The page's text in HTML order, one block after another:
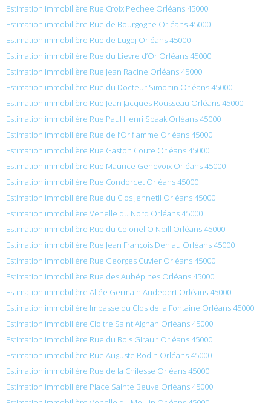
Estimation immobilière Rue Croix Pechee Orléans 45000
Estimation immobilière Rue de Bourgogne Orléans 45000
Estimation immobilière Rue de Lugoj Orléans 45000
Estimation immobilière Rue du Lievre d’Or Orléans 45000
Estimation immobilière Rue Jean Racine Orléans 45000
Estimation immobilière Rue du Docteur Simonin Orléans 45000
Estimation immobilière Rue Jean Jacques Rousseau Orléans 45000
Estimation immobilière Rue Paul Henri Spaak Orléans 45000
Estimation immobilière Rue de l’Oriflamme Orléans 45000
Estimation immobilière Rue Gaston Coute Orléans 45000
Estimation immobilière Rue Maurice Genevoix Orléans 45000
Estimation immobilière Rue Condorcet Orléans 45000
Estimation immobilière Rue du Clos Jennetil Orléans 45000
Estimation immobilière Venelle du Nord Orléans 45000
Estimation immobilière Rue du Colonel O Neill Orléans 45000
Estimation immobilière Rue Jean François Deniau Orléans 45000
Estimation immobilière Rue Georges Cuvier Orléans 45000
Estimation immobilière Rue des Aubépines Orléans 45000
Estimation immobilière Allée Germain Audebert Orléans 45000
Estimation immobilière Impasse du Clos de la Fontaine Orléans 45000
Estimation immobilière Cloitre Saint Aignan Orléans 45000
Estimation immobilière Rue du Bois Girault Orléans 45000
Estimation immobilière Rue Auguste Rodin Orléans 45000
Estimation immobilière Rue de la Chilesse Orléans 45000
Estimation immobilière Place Sainte Beuve Orléans 45000